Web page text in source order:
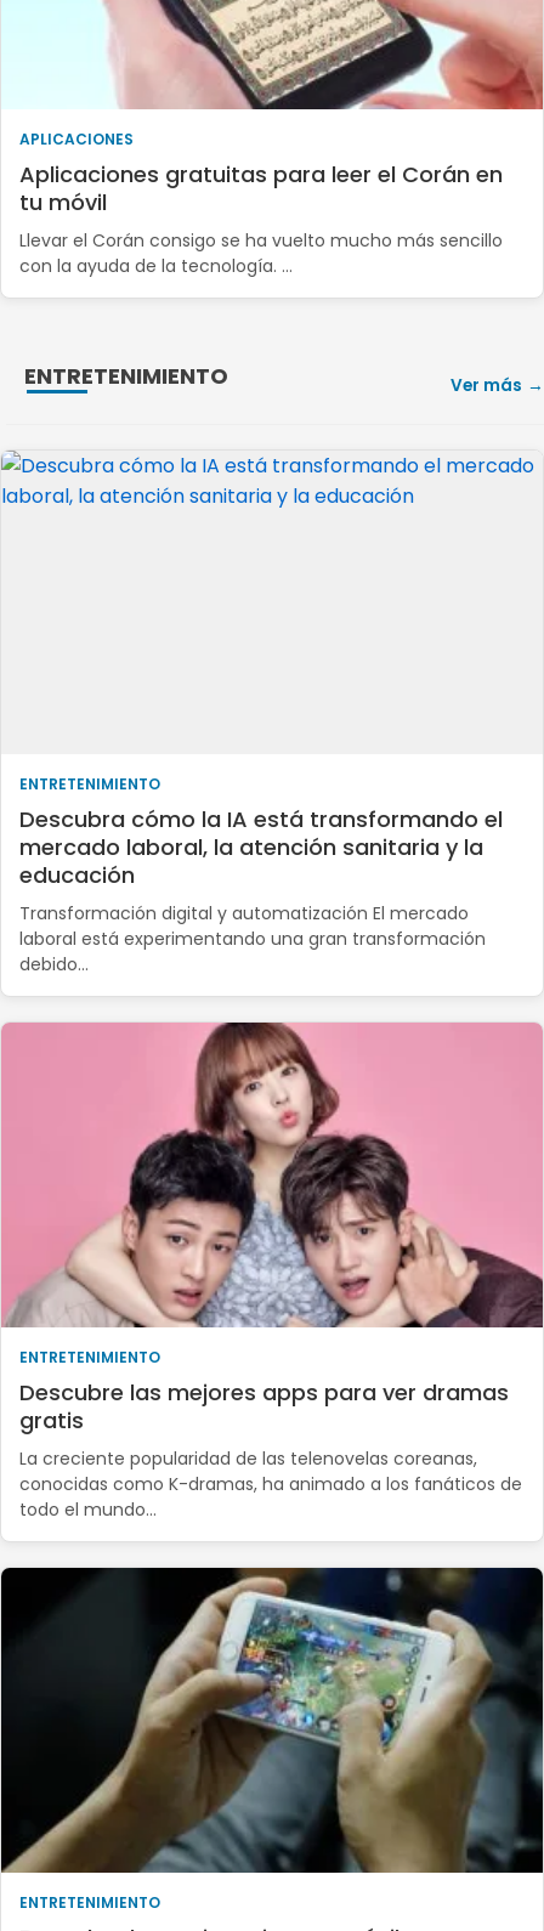
APLICACIONES
Aplicaciones gratuitas para leer el Corán en
tu móvil
Llevar el Corán consigo se ha vuelto mucho más sencillo
con la ayuda de la tecnología. …
ENTRETENIMIENTO Ver más
ENTRETENIMIENTO
Descubra cómo la IA está transformando el
mercado laboral, la atención sanitaria y la
educación
Transformación digital y automatización El mercado
laboral está experimentando una gran transformación
debido…
ENTRETENIMIENTO
Descubre las mejores apps para ver dramas
gratis
La creciente popularidad de las telenovelas coreanas,
conocidas como K-dramas, ha animado a los fanáticos de
todo el mundo…
ENTRETENIMIENTO